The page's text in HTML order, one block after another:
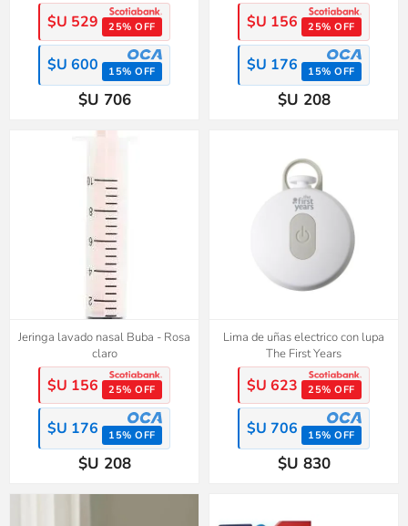
$U 529 25% OFF
$U 600 15% OFF
$U 706
$U 156 25% OFF
$U 176 15% OFF
$U 208
Jeringa lavado nasal Buba - Rosa
claro
$U 156 25% OFF
$U 176 15% OFF
$U 208
Lima de uñas electrico con lupa
The First Years
$U 623 25% OFF
$U 706 15% OFF
$U 830